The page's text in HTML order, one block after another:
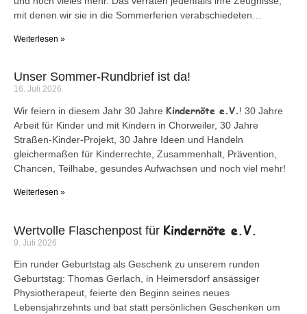
mit denen wir sie in die Sommerferien verabschiedeten…
Weiterlesen »
Unser Sommer-Rundbrief ist da!
16. Juli 2026
Wir feiern in diesem Jahr 30 Jahre Kindernöte e.V.! 30 Jahre
Arbeit für Kinder und mit Kindern in Chorweiler, 30 Jahre
Straßen-Kinder-Projekt, 30 Jahre Ideen und Handeln
gleichermaßen für Kinderrechte, Zusammenhalt, Prävention,
Chancen, Teilhabe, gesundes Aufwachsen und noch viel mehr!
Weiterlesen »
Wertvolle Flaschenpost für Kindernöte e.V.
9. Juli 2026
Ein runder Geburtstag als Geschenk zu unserem runden
Geburtstag: Thomas Gerlach, in Heimersdorf ansässiger
Physiotherapeut, feierte den Beginn seines neues
Lebensjahrzehnts und bat statt persönlichen Geschenken um